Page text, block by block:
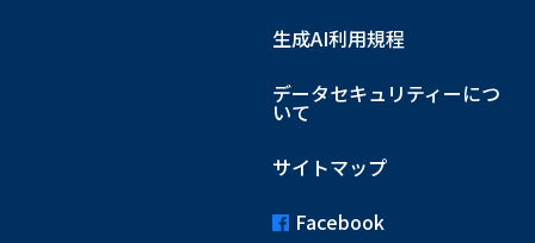
生成AI利用規程
データセキュリティーにつ
いて
サイトマップ
Facebook